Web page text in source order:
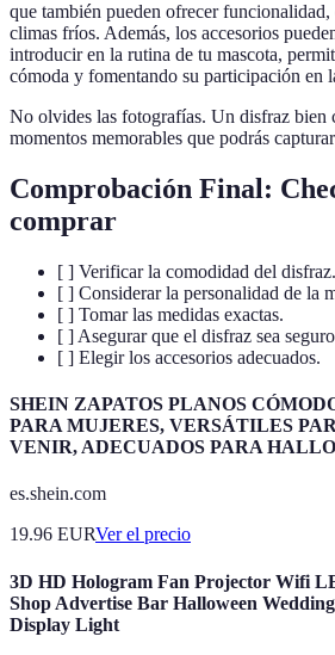
que también pueden ofrecer
climas fríos. Además, los accesorios
introducir en la rutina de tu mascota,
cómoda y fomentando su participación en
No olvides las fotografías. Un disfraz bien
momentos memorables que podrás
Comprobación Final:
comprar
[ ] Verificar la comodidad del disfraz.
[ ] Considerar la personalidad de la
[ ] Tomar las medidas exactas.
[ ] Asegurar que el disfraz sea
[ ] Elegir los accesorios adecuados.
SHEIN ZAPATOS PLANOS
PARA MUJERES, VERSÁTILES
VENIR, ADECUADOS PARA
es.shein.com
19.96 EURVer el precio
3D HD Hologram Fan Projector Wifi
Shop Advertise Bar Halloween
Display Light